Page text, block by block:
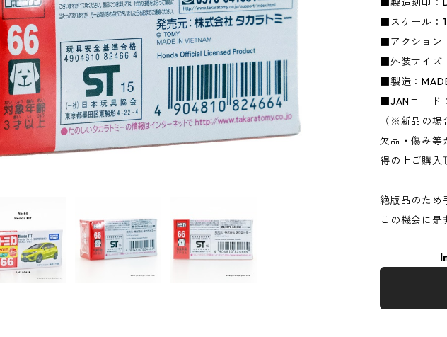
■スケール：
■アクション
■外装サイズ
■製造：
■JANコード
（※新品の場
欠品・傷み等
得の上ご購入
絶版品のため
この機会に是